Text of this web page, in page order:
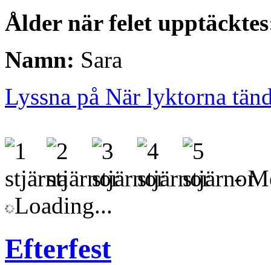
Ålder när felet
Namn: Sara
Lyssna på När lyktorna
-
Loading...
Efterfest